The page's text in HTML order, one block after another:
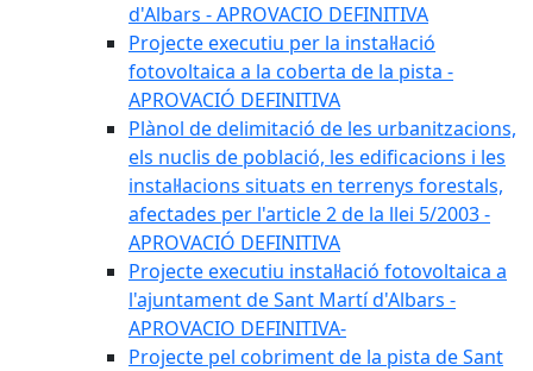
d'Albars - APROVACIO DEFINITIVA
Projecte executiu per la instal·lació
fotovoltaica a la coberta de la pista -
APROVACIÓ DEFINITIVA
Plànol de delimitació de les urbanitzacions,
els nuclis de població, les edificacions i les
instal·lacions situats en terrenys forestals,
afectades per l'article 2 de la llei 5/2003 -
APROVACIÓ DEFINITIVA
Projecte executiu instal·lació fotovoltaica a
l'ajuntament de Sant Martí d'Albars -
APROVACIO DEFINITIVA-
Projecte pel cobriment de la pista de Sant